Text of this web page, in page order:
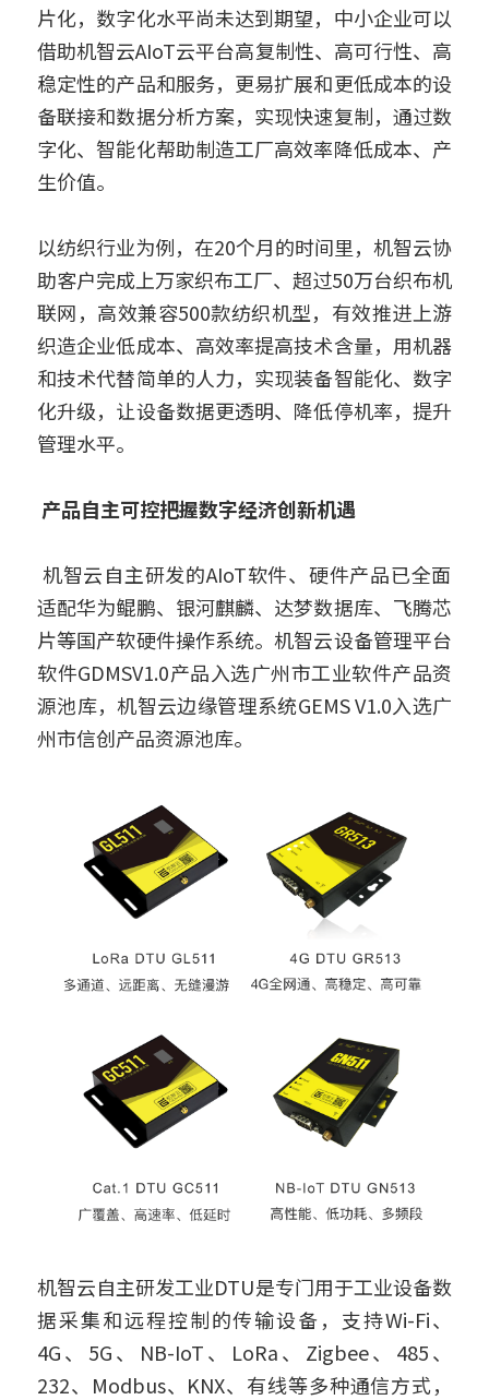
片化，数字化水平尚未达到期望，中小企业可以
借助机智云AIoT云平台高复制性、高可行性、高
稳定性的产品和服务，更易扩展和更低成本的设
备联接和数据分析方案，实现快速复制，通过数
字化、智能化帮助制造工厂高效率降低成本、产
生价值。
以纺织行业为例，在20个月的时间里，机智云协
助客户完成上万家织布工厂、超过50万台织布机
联网，高效兼容500款纺织机型，有效推进上游
织造企业低成本、高效率提高技术含量，用机器
和技术代替简单的人力，实现装备智能化、数字
化升级，让设备数据更透明、降低停机率，提升
管理水平。
产品自主可控把握数字经济创新机遇
适配华为鲲鹏、银河麒麟、达梦数据库、飞腾芯
片等国产软硬件操作系统。机智云设备管理平台
软件GDMSV1.0产品入选广州市工业软件产品资
源池库，机智云边缘管理系统GEMS V1.0入选广
州市信创产品资源池库。
机智云自主研发工业DTU是专门用于工业设备数
据采集和远程控制的传输设备，支持Wi-Fi、
4G、5G、NB-IoT、LoRa、Zigbee、485、
232、Modbus、KNX、有线等多种通信方式，